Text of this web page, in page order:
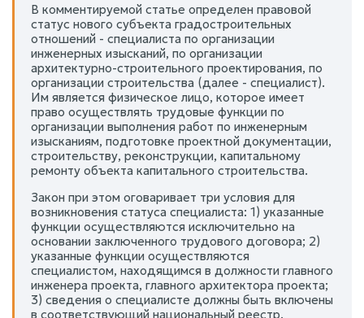
В комментируемой статье определен правовой
статус нового субъекта градостроительных
отношений - специалиста по организации
инженерных изысканий, по организации
архитектурно-строительного проектирования, по
организации строительства (далее - специалист).
Им является физическое лицо, которое имеет
право осуществлять трудовые функции по
организации выполнения работ по инженерным
изысканиям, подготовке проектной документации,
строительству, реконструкции, капитальному
ремонту объекта капитального строительства.
Закон при этом оговаривает три условия для
возникновения статуса специалиста: 1) указанные
функции осуществляются исключительно на
основании заключенного трудового договора; 2)
указанные функции осуществляются
специалистом, находящимся в должности главного
инженера проекта, главного архитектора проекта;
3) сведения о специалисте должны быть включены
в соответствующий национальный реестр.